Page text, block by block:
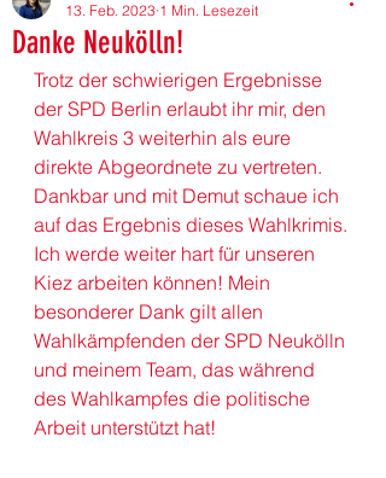
Danke Neukölln!
13. Feb. 2023 1 Min. Lesezeit
Trotz der schwierigen Ergebnisse
der SPD Berlin erlaubt ihr mir, den
Wahlkreis 3 weiterhin als eure
direkte Abgeordnete zu vertreten.
Dankbar und mit Demut schaue ich
auf das Ergebnis dieses Wahlkrimis.
Ich werde weiter hart für unseren
Kiez arbeiten können! Mein
besonderer Dank gilt allen
Wahlkämpfenden der SPD Neukölln
und meinem Team, das während
des Wahlkampfes die politische
Arbeit unterstützt hat!